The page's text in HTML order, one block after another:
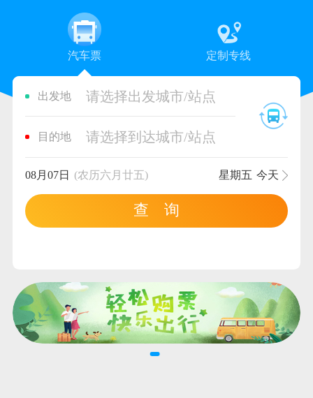
汽车票 定制专线
出发地 请选择出发城市/站点
目的地 请选择到达城市/站点
08月07日 (农历六月廿五) 星期五 今天
查 询